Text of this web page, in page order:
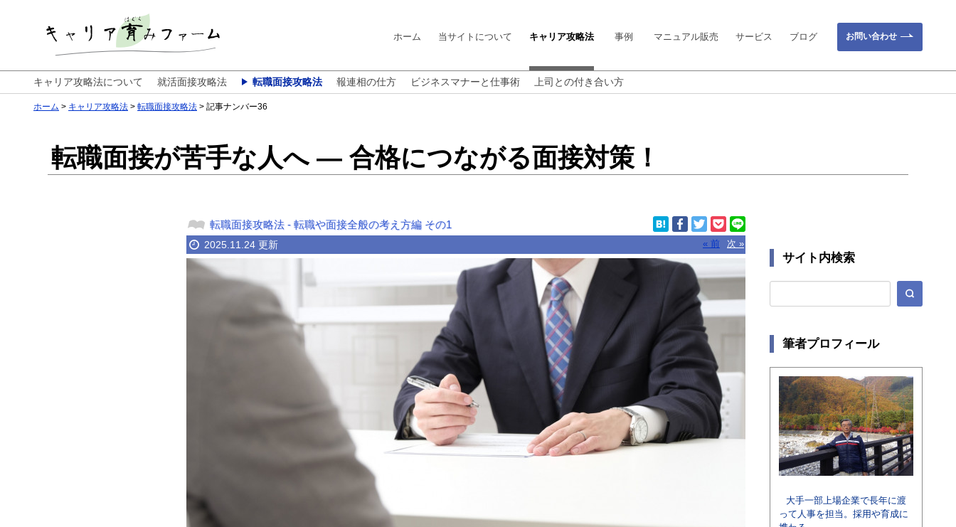
お問い合わせ
ホーム 当サイトについて キャリア攻略法 事例 マニュアル販売 サービス ブログ
キャリア攻略法について 就活面接攻略法 転職面接攻略法 報連相の仕方 ビジネスマナーと仕事術 上司との付き合い方
ホーム キャリア攻略法 転職面接攻略法 記事ナンバー36
転職面接が苦手な人へ ― 合格につながる面接対策！
転職面接攻略法 - 転職や面接全般の考え方編 その1
2025.11.24 更新 次 »
« 前
サイト内検索
筆者プロフィール
大手一部上場企業で長年に渡
って人事を担当。採用や育成に